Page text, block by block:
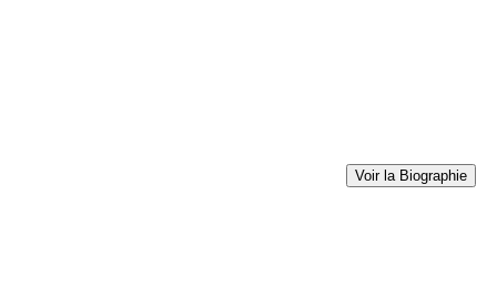
Voir la Biographie